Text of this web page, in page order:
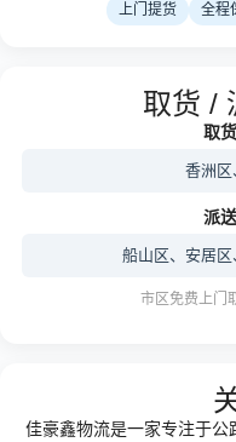
上门提货 全程
取货 /
取
香洲区
派
船山区、安居
市区免费上门
佳豪鑫物流是一家专注于公